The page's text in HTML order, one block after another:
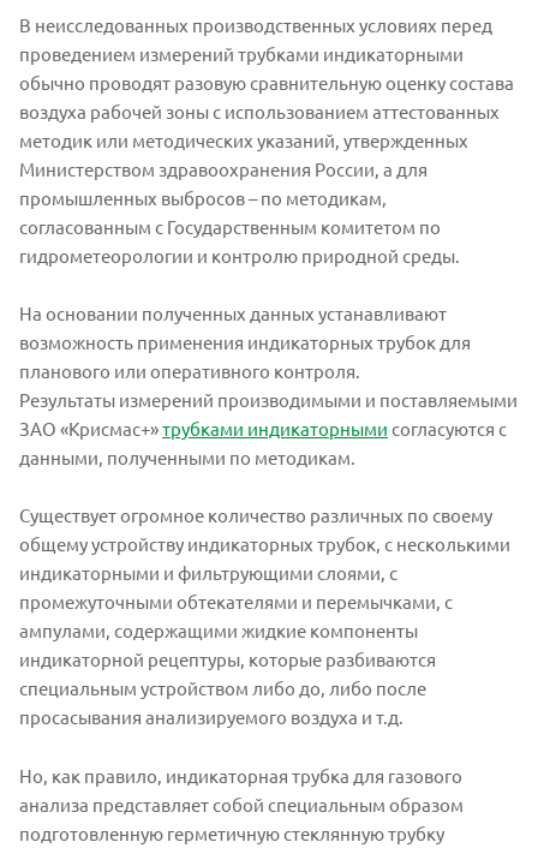
В неисследованных производственных условиях перед
проведением измерений трубками индикаторными
обычно проводят разовую сравнительную оценку состава
воздуха рабочей зоны с использованием аттестованных
методик или методических указаний, утвержденных
Министерством здравоохранения России, а для
промышленных выбросов – по методикам,
согласованным с Государственным комитетом по
гидрометеорологии и контролю природной среды.
На основании полученных данных устанавливают
возможность применения индикаторных трубок для
планового или оперативного контроля.
Результаты измерений производимыми и поставляемыми
ЗАО «Крисмас+»трубками индикаторными согласуются с
данными, полученными по методикам.
Существует огромное количество различных по своему
общему устройству индикаторных трубок, с несколькими
индикаторными и фильтрующими слоями, с
промежуточными обтекателями и перемычками, с
ампулами, содержащими жидкие компоненты
индикаторной рецептуры, которые разбиваются
специальным устройством либо до, либо после
просасывания анализируемого воздуха и т.д.
Но, как правило, индикаторная трубка для газового
анализа представляет собой специальным образом
подготовленную герметичную стеклянную трубку